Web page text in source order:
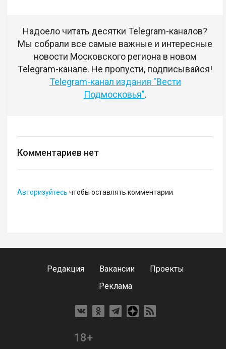
Надоело читать десятки Telegram-каналов?
Мы собрали все самые важные и интересные
новости Московского региона в новом
Telegram-канале. Не пропусти, подписывайся!
Telegram-канал издания "Вести
Подмосковья".
Комментариев нет
Авторизуйтесь чтобы оставлять комментарии
Редакция Вакансии
Проекты
Реклама
18+